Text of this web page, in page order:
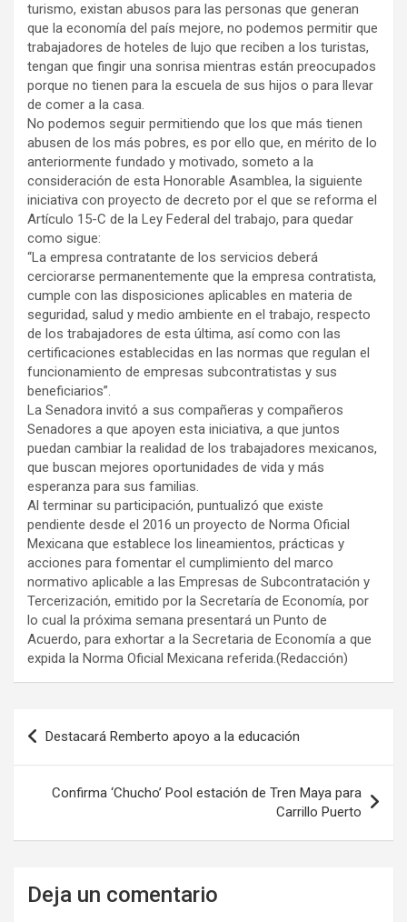
turismo, existan abusos para las personas que generan
que la economía del país mejore, no podemos permitir que
trabajadores de hoteles de lujo que reciben a los turistas,
tengan que fingir una sonrisa mientras están preocupados
porque no tienen para la escuela de sus hijos o para llevar
de comer a la casa.
No podemos seguir permitiendo que los que más tienen
abusen de los más pobres, es por ello que, en mérito de lo
anteriormente fundado y motivado, someto a la
consideración de esta Honorable Asamblea, la siguiente
iniciativa con proyecto de decreto por el que se reforma el
Artículo 15-C de la Ley Federal del trabajo, para quedar
como sigue:
“La empresa contratante de los servicios deberá
cerciorarse permanentemente que la empresa contratista,
cumple con las disposiciones aplicables en materia de
seguridad, salud y medio ambiente en el trabajo, respecto
de los trabajadores de esta última, así como con las
certificaciones establecidas en las normas que regulan el
funcionamiento de empresas subcontratistas y sus
beneficiarios”.
La Senadora invitó a sus compañeras y compañeros
Senadores a que apoyen esta iniciativa, a que juntos
puedan cambiar la realidad de los trabajadores mexicanos,
que buscan mejores oportunidades de vida y más
esperanza para sus familias.
Al terminar su participación, puntualizó que existe
pendiente desde el 2016 un proyecto de Norma Oficial
Mexicana que establece los lineamientos, prácticas y
acciones para fomentar el cumplimiento del marco
normativo aplicable a las Empresas de Subcontratación y
Tercerización, emitido por la Secretaría de Economía, por
lo cual la próxima semana presentará un Punto de
Acuerdo, para exhortar a la Secretaria de Economía a que
expida la Norma Oficial Mexicana referida.(Redacción)
Navegación
de
entradas
Destacará Remberto apoyo a la educación
Confirma ‘Chucho’ Pool estación de Tren Maya para
Carrillo Puerto
Deja un comentario